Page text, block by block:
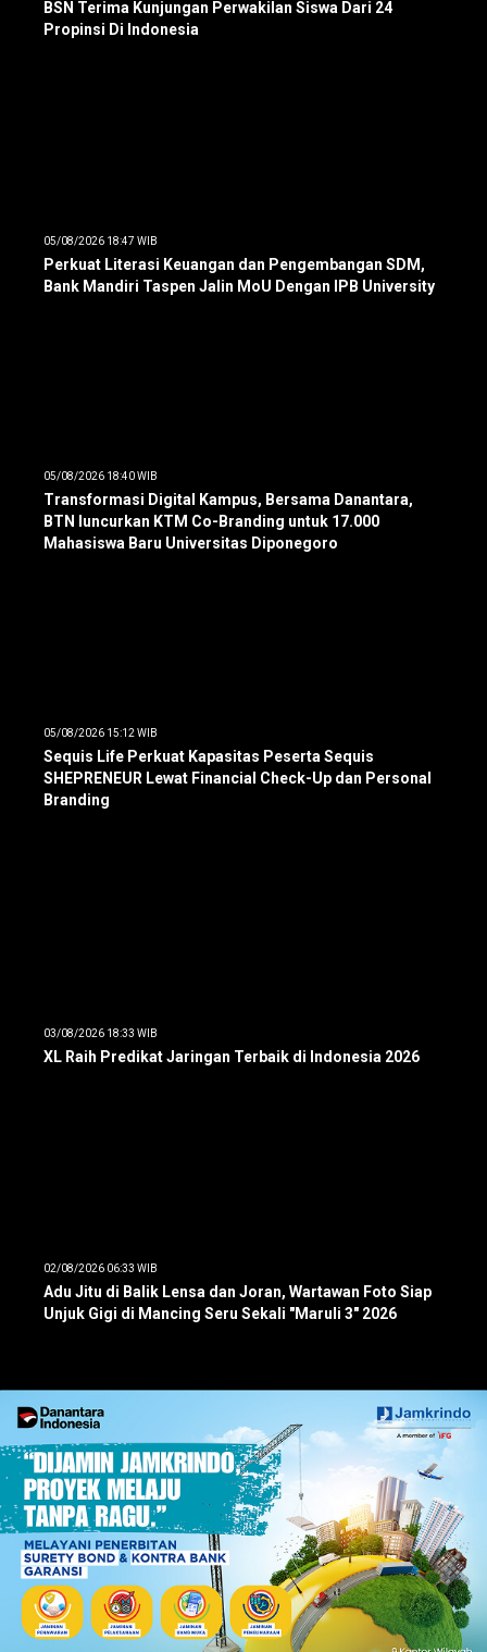
BSN Terima Kunjungan Perwakilan Siswa Dari 24
Propinsi Di Indonesia
05/08/2026 18:47 WIB
Perkuat Literasi Keuangan dan Pengembangan SDM,
Bank Mandiri Taspen Jalin MoU Dengan IPB University
05/08/2026 18:40 WIB
Transformasi Digital Kampus, Bersama Danantara,
BTN luncurkan KTM Co-Branding untuk 17.000
Mahasiswa Baru Universitas Diponegoro
05/08/2026 15:12 WIB
Sequis Life Perkuat Kapasitas Peserta Sequis
SHEPRENEUR Lewat Financial Check-Up dan Personal
Branding
03/08/2026 18:33 WIB
XL Raih Predikat Jaringan Terbaik di Indonesia 2026
02/08/2026 06:33 WIB
Adu Jitu di Balik Lensa dan Joran, Wartawan Foto Siap
Unjuk Gigi di Mancing Seru Sekali "Maruli 3" 2026